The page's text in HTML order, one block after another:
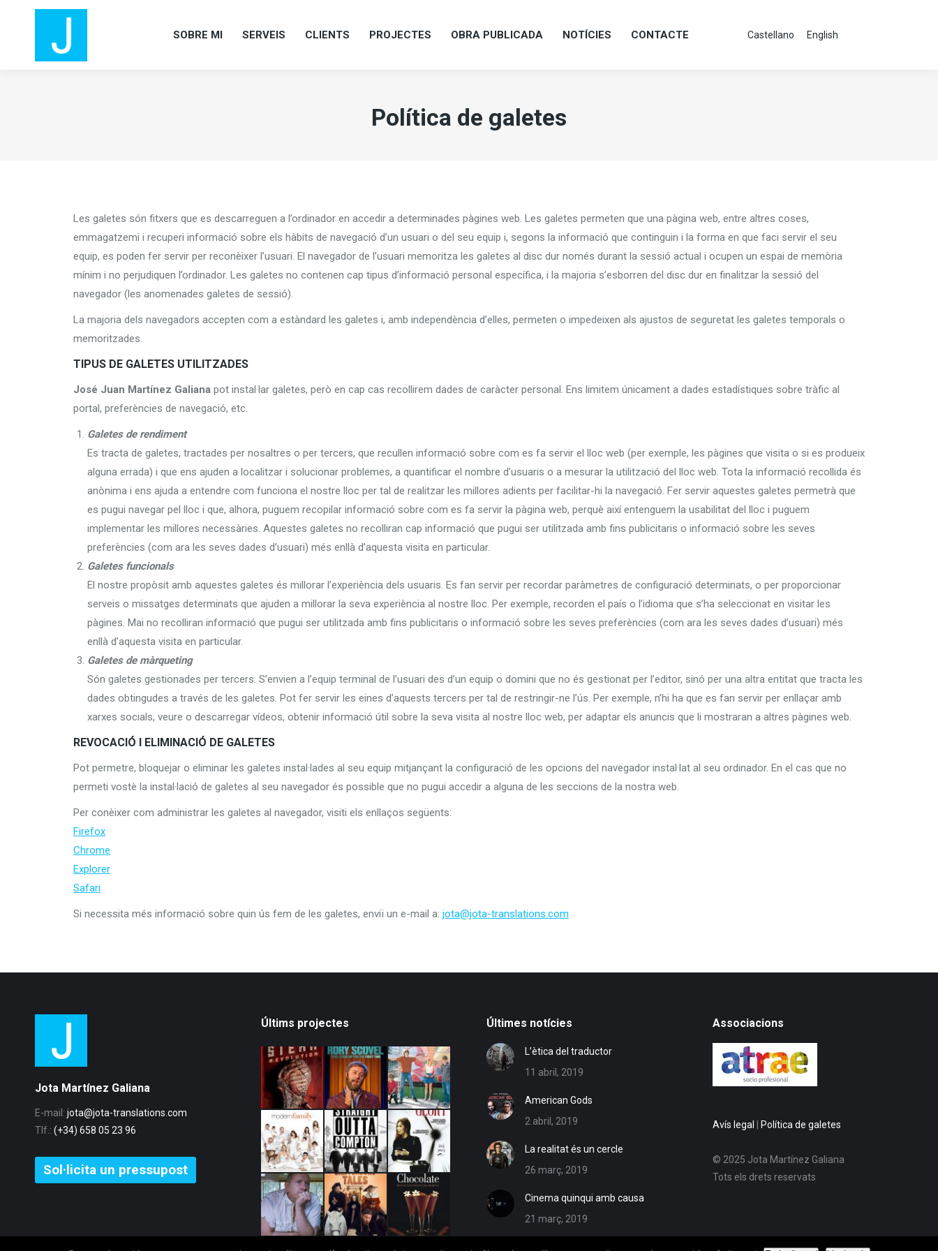
SOBRE MI SERVEIS CLIENTS PROJECTES OBRA PUBLICADA NOTÍCIES CONTACTE Castellano English
Política de galetes
Les galetes són fitxers que es descarreguen a l’ordinador en accedir a determinades pàgines web. Les galetes permeten que una pàgina web, entre altres coses,
emmagatzemi i recuperi informació sobre els hàbits de navegació d’un usuari o del seu equip i, segons la informació que continguin i la forma en que faci servir el seu
equip, es poden fer servir per reconèixer l’usuari. El navegador de l’usuari memoritza les galetes al disc dur només durant la sessió actual i ocupen un espai de memòria
mínim i no perjudiquen l’ordinador. Les galetes no contenen cap tipus d’informació personal específica, i la majoria s’esborren del disc dur en finalitzar la sessió del
navegador (les anomenades galetes de sessió).
La majoria dels navegadors accepten com a estàndard les galetes i, amb independència d’elles, permeten o impedeixen als ajustos de seguretat les galetes temporals o
memoritzades.
TIPUS DE GALETES UTILITZADES
José Juan Martínez Galiana pot instal·lar galetes, però en cap cas recollirem dades de caràcter personal. Ens limitem únicament a dades estadístiques sobre tràfic al
portal, preferències de navegació, etc.
Galetes de rendiment
Es tracta de galetes, tractades per nosaltres o per tercers, que recullen informació sobre com es fa servir el lloc web (per exemple, les pàgines que visita o si es produeix
alguna errada) i que ens ajuden a localitzar i solucionar problemes, a quantificar el nombre d’usuaris o a mesurar la utilització del lloc web. Tota la informació recollida és
anònima i ens ajuda a entendre com funciona el nostre lloc per tal de realitzar les millores adients per facilitar-hi la navegació. Fer servir aquestes galetes permetrà que
es pugui navegar pel lloc i que, alhora, puguem recopilar informació sobre com es fa servir la pàgina web, perquè així entenguem la usabilitat del lloc i puguem
implementar les millores necessàries. Aquestes galetes no recolliran cap informació que pugui ser utilitzada amb fins publicitaris o informació sobre les seves
preferències (com ara les seves dades d’usuari) més enllà d’aquesta visita en particular.
Galetes funcionals
El nostre propòsit amb aquestes galetes és millorar l’experiència dels usuaris. Es fan servir per recordar paràmetres de configuració determinats, o per proporcionar
serveis o missatges determinats que ajuden a millorar la seva experiència al nostre lloc. Per exemple, recorden el país o l’idioma que s’ha seleccionat en visitar les
pàgines. Mai no recolliran informació que pugui ser utilitzada amb fins publicitaris o informació sobre les seves preferències (com ara les seves dades d’usuari) més
enllà d’aquesta visita en particular.
Galetes de màrqueting
Són galetes gestionades per tercers. S’envien a l’equip terminal de l’usuari des d’un equip o domini que no és gestionat per l’editor, sinó per una altra entitat que tracta les
dades obtingudes a través de les galetes. Pot fer servir les eines d’aquests tercers per tal de restringir-ne l’ús. Per exemple, n’hi ha que es fan servir per enllaçar amb
xarxes socials, veure o descarregar vídeos, obtenir informació útil sobre la seva visita al nostre lloc web, per adaptar els anuncis que li mostraran a altres pàgines web.
REVOCACIÓ I ELIMINACIÓ DE GALETES
Pot permetre, bloquejar o eliminar les galetes instal·lades al seu equip mitjançant la configuració de les opcions del navegador instal·lat al seu ordinador. En el cas que no
permeti vostè la instal·lació de galetes al seu navegador és possible que no pugui accedir a alguna de les seccions de la nostra web.
Per conèixer com administrar les galetes al navegador, visiti els enllaços següents:
Firefox
Chrome
Explorer
Safari
Si necessita més informació sobre quin ús fem de les galetes, enviï un e-mail a: jota@jota-translations.com
Jota Martínez Galiana
E-mail: jota@jota-translations.com
Tlf.: (+34) 658 05 23 96
Sol·licita un pressupost
Últims projectes Últimes notícies
L’ètica del traductor
11 abril, 2019
American Gods
2 abril, 2019
La realitat és un cercle
26 març, 2019
Cinema quinqui amb causa
21 març, 2019
Associacions
Avís legal Política de galetes
© 2025 Jota Martínez Galiana
Tots els drets reservats